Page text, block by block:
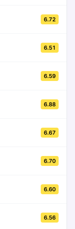
6.72
6.51
6.59
6.88
6.67
6.70
6.60
6.56